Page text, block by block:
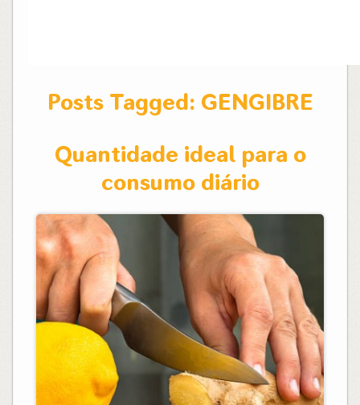
Posts Tagged: GENGIBRE
Quantidade ideal para o
consumo diário